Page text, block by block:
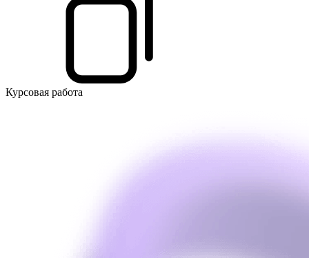
Курсовая работа